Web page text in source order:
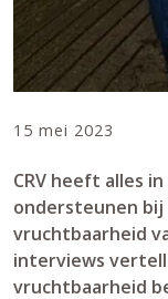
15 mei 2023
CRV heeft alles
ondersteunen
vruchtbaarheid
interviews
vruchtbaarheid